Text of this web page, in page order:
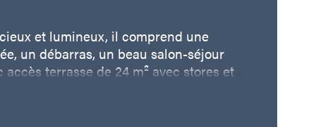
et lumineux, il comprend une
un débarras, un beau salon-séjour
accès terrasse de 24 m² avec stores et